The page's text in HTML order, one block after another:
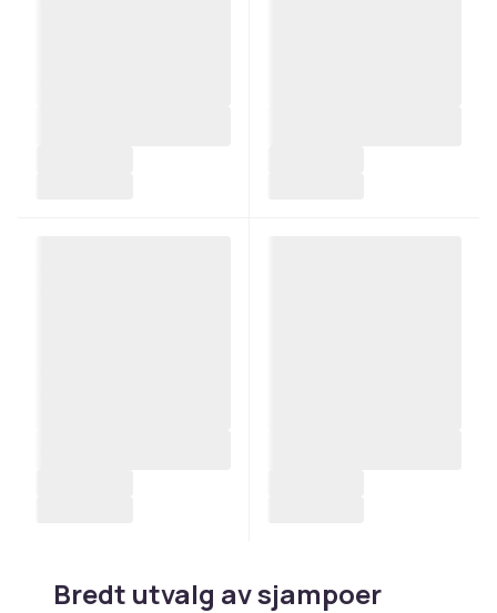
Bredt utvalg av sjampoer